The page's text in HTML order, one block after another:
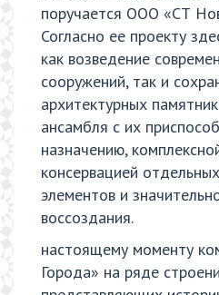
поручается ООО «СТ
Согласно ее проекту
как возведение
сооружений, так и
архитектурных
ансамбля с их
назначению,
консервацией
элементов и
воссоздания.
настоящему моменту
Города» на ряде